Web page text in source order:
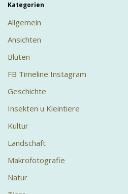
Kategorien
Allgemein
Ansichten
Blüten
FB Timeline Instagram
Geschichte
Insekten u Kleintiere
Kultur
Landschaft
Makrofotografie
Natur